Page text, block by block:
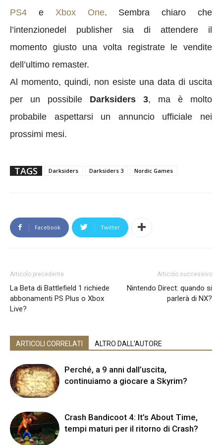
PS4 e Xbox One. Sembra chiaro che
l’intenzionedel publisher sia di attendere il
momento giusto una volta registrate le vendite
dell’ultimo remaster.
Al momento, quindi, non esiste una data di uscita
per un possibile Darksiders 3, ma è molto
probabile aspettarsi un annuncio ufficiale nei
prossimi mesi.
TAGS Darksiders Darksiders 3 Nordic Games
Facebook Twitter
Articolo precedente
La Beta di Battlefield 1 richiede
abbonamenti PS Plus o Xbox
Live?
Articolo successivo
Nintendo Direct: quando si
parlerà di NX?
ARTICOLI CORRELATI ALTRO DALL'AUTORE
Perché, a 9 anni dall’uscita,
continuiamo a giocare a Skyrim?
Crash Bandicoot 4: It’s About Time,
tempi maturi per il ritorno di Crash?